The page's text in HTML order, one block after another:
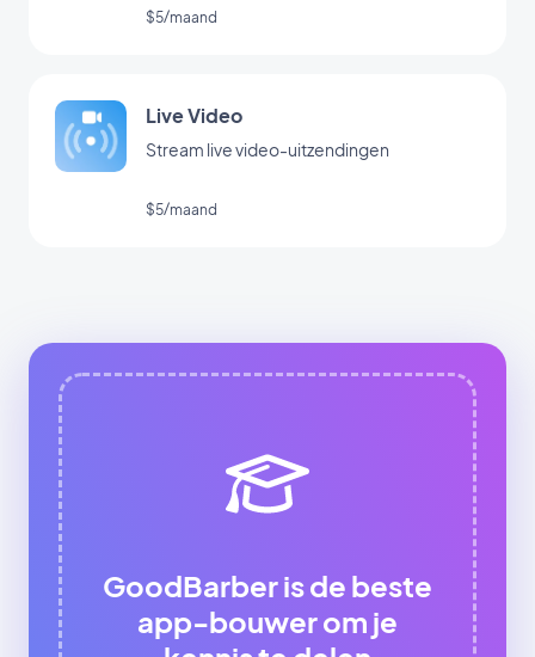
$5/maand
Live Video
Stream live video-uitzendingen
$5/maand
GoodBarber is de beste
app-bouwer om je